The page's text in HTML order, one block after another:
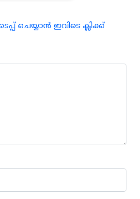
ചെയ്യാന്‍ ഇവിടെ ക്ലിക്ക്